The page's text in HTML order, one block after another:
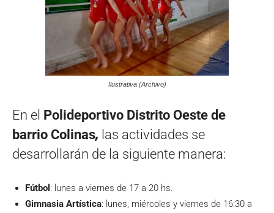
Ilustrativa (Archivo)
En el Polideportivo Distrito Oeste de
barrio Colinas, las actividades se
desarrollarán de la siguiente manera:
Fútbol : lunes a viernes de 17 a 20 hs.
Gimnasia Artística: lunes, miércoles y viernes de 16:30 a